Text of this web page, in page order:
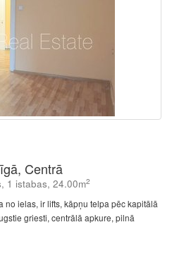
Centrā
1 istabas, 24.00m2
no ielas, ir lifts, kāpņu telpa pēc kapitālā
griesti, centrālā apkure, pilnā